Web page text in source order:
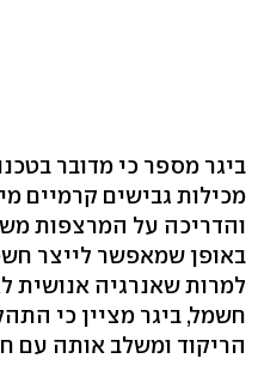
ביגר מספר כי מדובר
מכילות גבישים קרמיים
והדריכה על המרצפות
באופן שמאפשר לייצר
למרות שאנרגיה אנושית
חשמל, ביגר מציין כי
הריקוד ומשלב אותה עם